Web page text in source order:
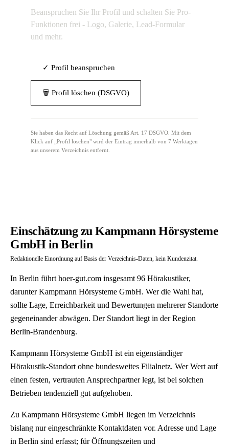
Beanspruchen Sie Ihr Profil und schalten Sie Pro-
Funktionen frei - Logo, Galerie, Lead-Formular
und mehr.
✓ Profil beanspruchen
🗑 Profil löschen (DSGVO)
Sie haben das Recht auf Löschung gemäß Art. 17 DSGVO. Mit dem
Klick auf „Profil löschen" wird der Eintrag innerhalb von 7 Werktagen
aus unserem Verzeichnis entfernt.
Einschätzung zu Kampmann Hörsysteme
GmbH in Berlin
Redaktionelle Einordnung auf Basis der Verzeichnis-Daten, kein Kundenzitat.
In Berlin führt hoer-gut.com insgesamt 96 Hörakustiker,
darunter Kampmann Hörsysteme GmbH. Wer die Wahl hat,
sollte Lage, Erreichbarkeit und Bewertungen mehrerer Standorte
gegeneinander abwägen. Der Standort liegt in der Region
Berlin-Brandenburg.
Kampmann Hörsysteme GmbH ist ein eigenständiger
Hörakustik-Standort ohne bundesweites Filialnetz. Wer Wert auf
einen festen, vertrauten Ansprechpartner legt, ist bei solchen
Betrieben tendenziell gut aufgehoben.
Zu Kampmann Hörsysteme GmbH liegen im Verzeichnis
bislang nur eingeschränkte Kontaktdaten vor. Adresse und Lage
in Berlin sind erfasst; für Öffnungszeiten und